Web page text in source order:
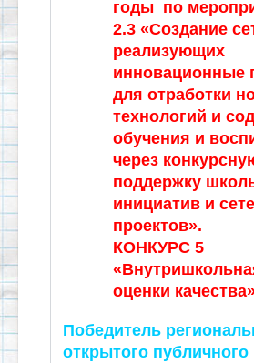
годы по
2.3 «Создание
реализующих
инновационные
для отработки
технологий и
обучения и
через
поддержку
инициатив и
проектов».
КОНКУРС 5
оценки
Победитель
открытого публичного